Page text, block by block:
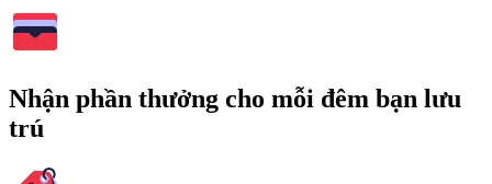
Nhận phần thưởng cho mỗi đêm bạn lưu
trú